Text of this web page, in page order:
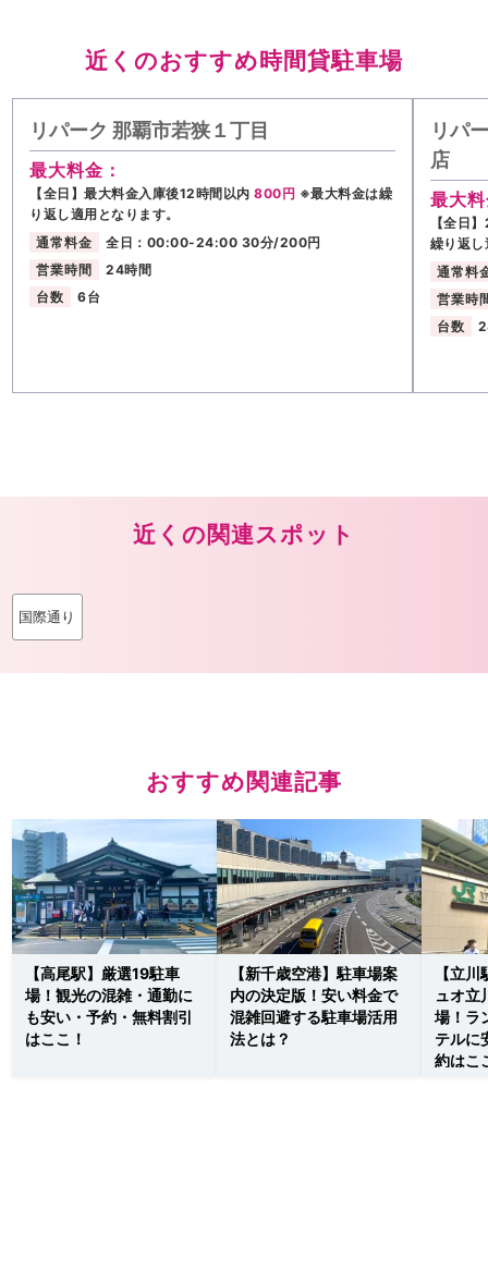
近くのおすすめ時間貸駐車場
リパーク 那覇市若狭１丁目
最大料金：
【全日】最大料金入庫後12時間以内800円 ※最大料金は繰
り返し適用となります。
通常料金
全日：00:00-24:00 30分/200円
営業時間
24時間
台数
6台
リパ
店
最大
【全日
繰り返
通常料
営業時
台数
近くの関連スポット
国際通り
おすすめ関連記事
【高尾駅】厳選19駐車
場！観光の混雑・通勤に
も安い・予約・無料割引
はここ！
【新千歳空港】駐車場案
内の決定版！安い料金で
混雑回避する駐車場活用
法とは？
【立
ュオ立
場！ラ
テルに
約はこ